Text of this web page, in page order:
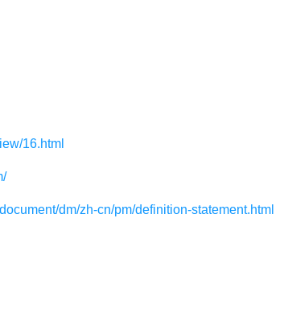
16.html
dm/zh-cn/pm/definition-statement.html